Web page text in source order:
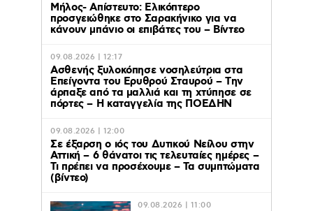
Μήλος- Απίστευτο: Ελικόπτερο
προσγειώθηκε στο Σαρακήνικο για να
κάνουν μπάνιο οι επιβάτες του – Βίντεο
09.08.2026 | 12:17
Ασθενής ξυλοκόπησε νοσηλεύτρια στα
Επείγοντα του Ερυθρού Σταυρού – Tην
άρπαξε από τα μαλλιά και τη χτύπησε σε
πόρτες – Η καταγγελία της ΠΟΕΔΗΝ
09.08.2026 | 12:00
Σε έξαρση ο ιός του Δυτικού Νείλου στην
Αττική – 6 θάνατοι τις τελευταίες ημέρες –
Τι πρέπει να προσέχουμε – Τα συμπτώματα
(βίντεο)
09.08.2026 | 11:00